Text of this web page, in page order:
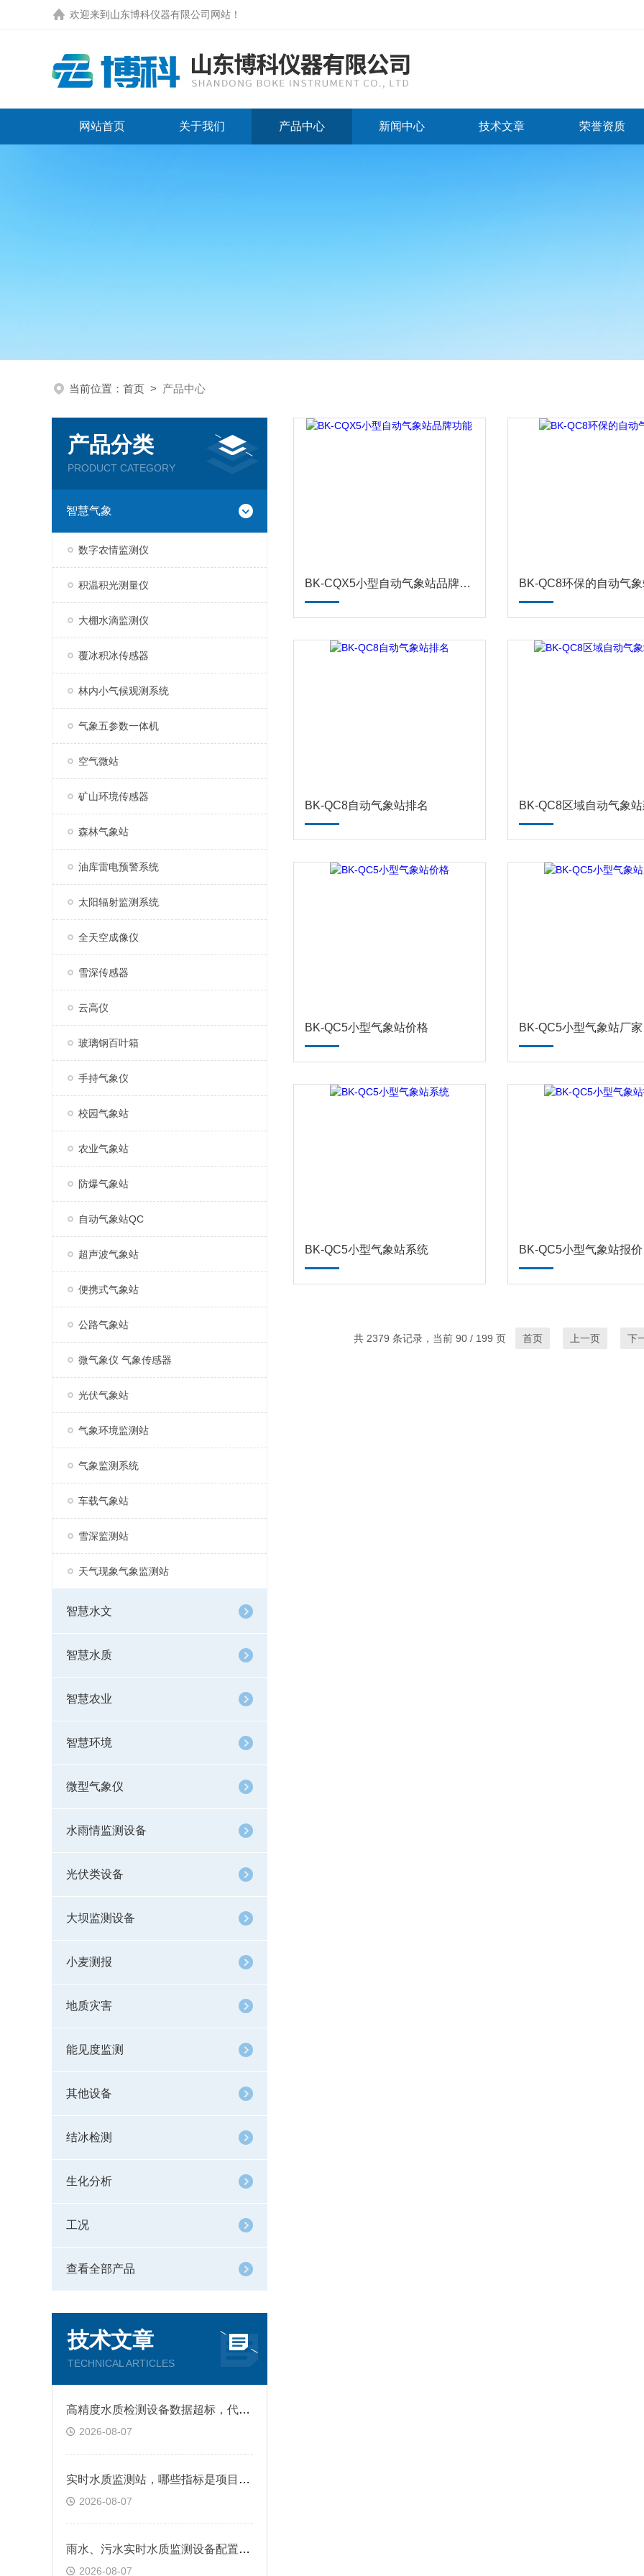
欢迎来到 山东博科仪器有限公司网站 ！
网站首页 关于我们 产品中心 新闻中心 技术文章 荣誉资质
当前位置： 首页 > 产品中心
产品分类
PRODUCT CATEGORY
智慧气象
数字农情监测仪
积温积光测量仪
大棚水滴监测仪
覆冰积冰传感器
林内小气候观测系统
气象五参数一体机
空气微站
矿山环境传感器
森林气象站
油库雷电预警系统
太阳辐射监测系统
全天空成像仪
雪深传感器
云高仪
玻璃钢百叶箱
手持气象仪
校园气象站
农业气象站
防爆气象站
自动气象站QC
超声波气象站
便携式气象站
公路气象站
微气象仪 气象传感器
光伏气象站
气象环境监测站
气象监测系统
车载气象站
雪深监测站
天气现象气象监测站
智慧水文
智慧水质
智慧农业
智慧环境
微型气象仪
水雨情监测设备
光伏类设备
大坝监测设备
小麦测报
地质灾害
能见度监测
其他设备
结冰检测
生化分析
工况
查看全部产品
技术文章
TECHNICAL ARTICLES
高精度水质检测设备数据超标，代表什么情况
2026-08-07
实时水质监测站，哪些指标是项目常选参数
2026-08-07
雨水、污水实时水质监测设备配置有什么不同
2026-08-07
BK-CQX5小型自动气象站品牌功能 BK-QC8环保的自动气
BK-QC8自动气象站排名 BK-QC8区域自动气象
BK-QC5小型气象站价格 BK-QC5小型气象站厂家
BK-QC5小型气象站系统 BK-QC5小型气象站报价
共 2379 条记录，当前 90 / 199 页 首页 上一页 下